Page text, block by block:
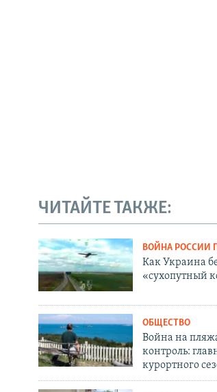
ЧИТАЙТЕ ТАКЖЕ:
ВОЙНА РОССИИ
Как Украина
«сухопутный
ОБЩЕСТВО
Война на
контроль:
курортного